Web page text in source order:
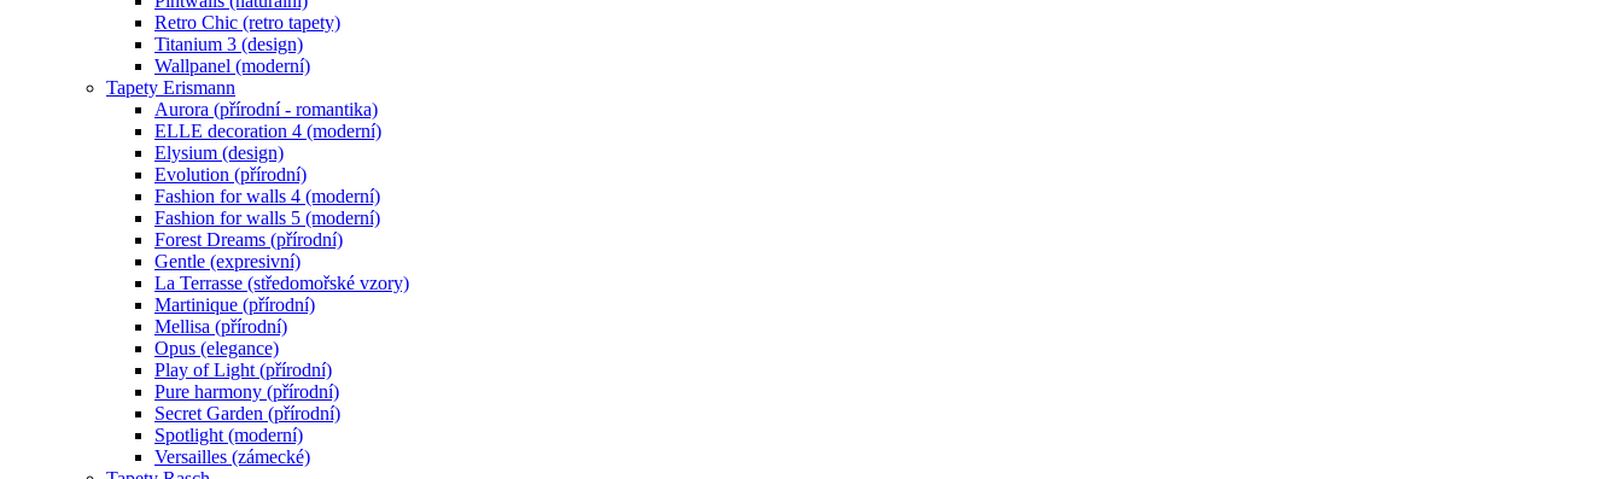
Retro Chic (retro tapety)
Titanium 3 (design)
Wallpanel (moderní)
Tapety Erismann
Aurora (přírodní - romantika)
ELLE decoration 4 (moderní)
Elysium (design)
Evolution (přírodní)
Fashion for walls 4 (moderní)
Fashion for walls 5 (moderní)
Forest Dreams (přírodní)
Gentle (expresivní)
La Terrasse (středomořské vzory)
Martinique (přírodní)
Mellisa (přírodní)
Opus (elegance)
Play of Light (přírodní)
Pure harmony (přírodní)
Secret Garden (přírodní)
Spotlight (moderní)
Versailles (zámecké)